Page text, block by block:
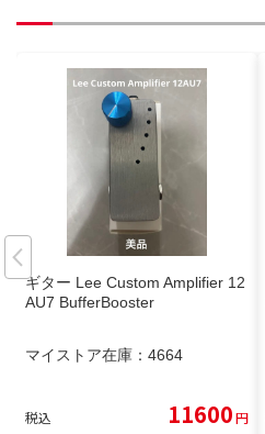
ギター Lee Custom Amplifier 12
AU7 BufferBooster
マイストア在庫： 4664
税込 11600円